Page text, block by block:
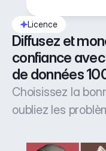
Licence
Diffusez et
confiance
de données
Choisissez la
oubliez les